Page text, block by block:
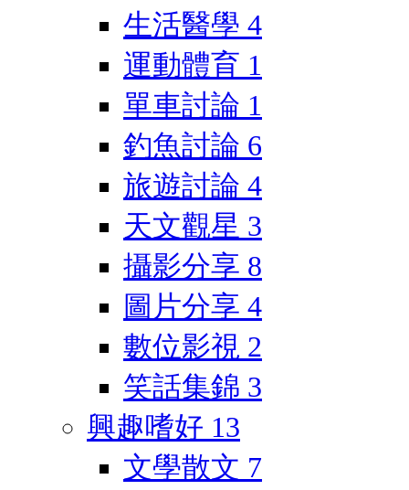
生活醫學 4
運動體育 1
單車討論 1
釣魚討論 6
旅遊討論 4
天文觀星 3
攝影分享 8
圖片分享 4
數位影視 2
笑話集錦 3
興趣嗜好 13
文學散文 7